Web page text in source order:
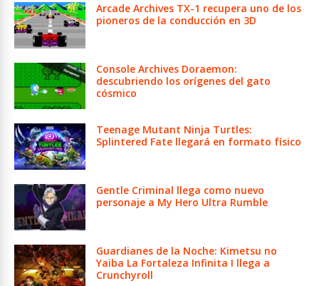
Arcade Archives TX-1 recupera uno de los
pioneros de la conducción en 3D
Console Archives Doraemon:
descubriendo los orígenes del gato
cósmico
Teenage Mutant Ninja Turtles:
Splintered Fate llegará en formato físico
Gentle Criminal llega como nuevo
personaje a My Hero Ultra Rumble
Guardianes de la Noche: Kimetsu no
Yaiba La Fortaleza Infinita I llega a
Crunchyroll